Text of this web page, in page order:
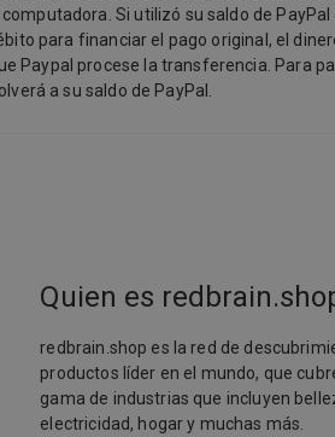
Si utilizó su saldo de
para financiar el pago original, el
Paypal procese la transferencia. Para
a su saldo de PayPal.
Quien es
redbrain.shop es la red de
productos líder en el mundo, que
gama de industrias que incluyen
electricidad, hogar y muchas más.